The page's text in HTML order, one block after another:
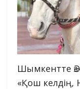
Шымкентте
«Қош келдің,